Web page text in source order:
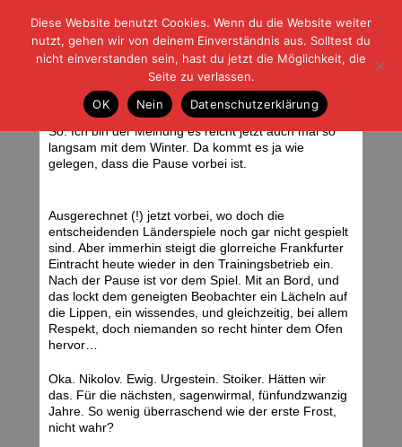
| | |BLOG-GFußball und der Rest
HOME|REGELN|IMPRESSUM |DATENSCHUTZ
Winterpost
Dienstag, 15.11.11 | 06:35 Uhr
<div class="img_caption">Foto: Stefan Krieger </div>
So. Ich bin der Meinung es reicht jetzt auch mal so
langsam mit dem Winter. Da kommt es ja wie
gelegen, dass die Pause vorbei ist.
Ausgerechnet (!) jetzt vorbei, wo doch die
entscheidenden Länderspiele noch gar nicht gespielt
sind. Aber immerhin steigt die glorreiche Frankfurter
Eintracht heute wieder in den Trainingsbetrieb ein.
Nach der Pause ist vor dem Spiel. Mit an Bord, und
das lockt dem geneigten Beobachter ein Lächeln auf
die Lippen, ein wissendes, und gleichzeitig, bei allem
Respekt, doch niemanden so recht hinter dem Ofen
hervor…
Oka. Nikolov. Ewig. Urgestein. Stoiker. Hätten wir
das. Für die nächsten, sagenwirmal, fünfundzwanzig
Jahre. So wenig überraschend wie der erste Frost,
nicht wahr?
Diese Website benutzt Cookies. Wenn du die Website weiter
nutzt, gehen wir von deinem Einverständnis aus. Solltest du
nicht einverstanden sein, hast du jetzt die Möglichkeit, die
Seite zu verlassen.
OK
Nein Datenschutzerklärung